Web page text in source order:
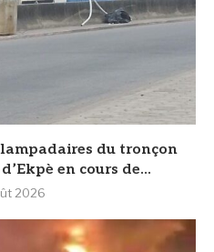
du tronçon
en cours de...
2026